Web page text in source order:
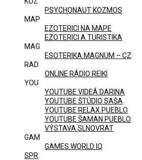
PSYCHONAUT KOZMOS
MAP
EZOTERICI NA MAPE
EZOTERICI A TURISTIKA
MAG
ESOTERIKA MAGNUM – CZ
RAD
ONLINE RÁDIO REIKI
YOU
YOUTUBE VIDEÁ DARINA
YOUTUBE ŠTÚDIO SAŠA
YOUTUBE RELAX PUEBLO
YOUTUBE ŠAMAN PUEBLO
VÝSTAVA SLNOVRAT
GAM
GAMES WORLD IQ
SPR